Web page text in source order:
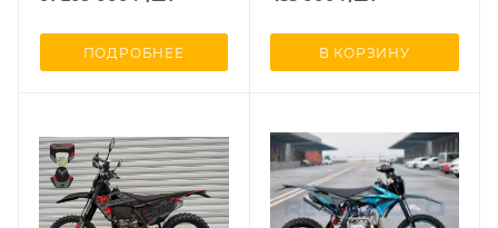
ПОДРОБНЕЕ В КОРЗИНУ